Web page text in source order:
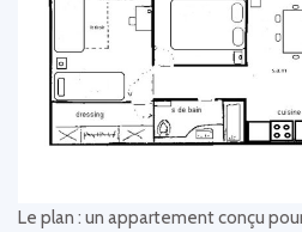
Le plan : un appartement conçu